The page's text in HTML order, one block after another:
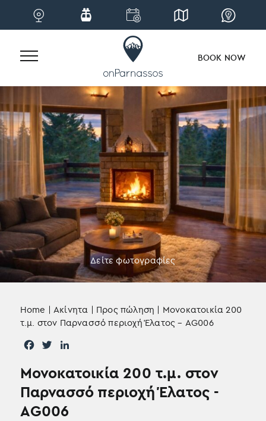
BOOK NOW
Μονοκατοικία 200 τ.μ. στον
Παρνασσό περιοχή Έλατος -
AG006
Home |Ακίνητα | Προς πώληση | Μονοκατοικία 200
τ.μ. στον Παρνασσό περιοχή Έλατος – AG006
c
b
o
i
t
e
n
e
Δείτε φωτογραφίες